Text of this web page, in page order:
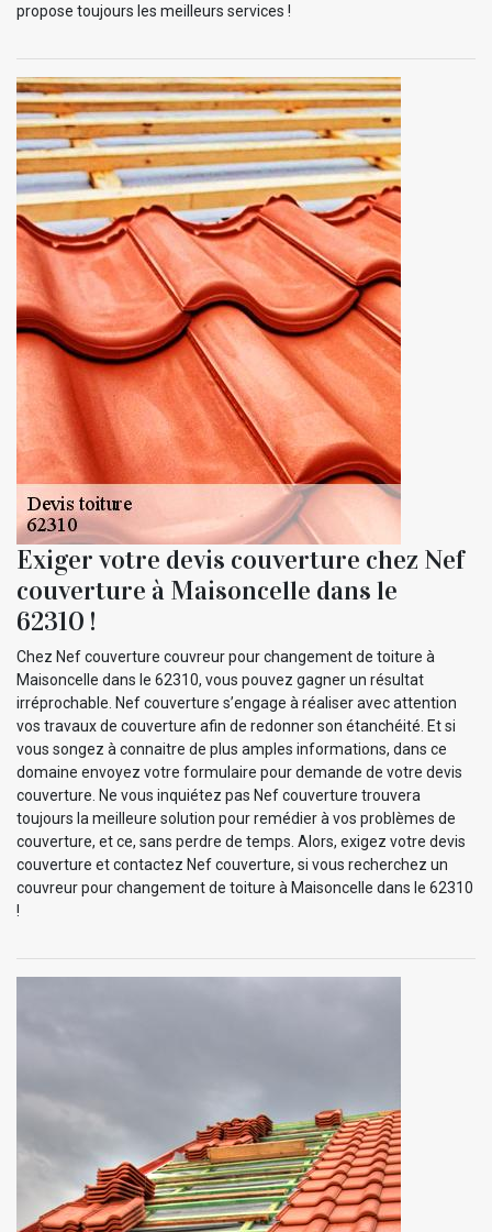
propose toujours les meilleurs services !
Exiger votre devis couverture chez Nef
couverture à Maisoncelle dans le
62310 !
Chez Nef couverture couvreur pour changement de toiture à
Maisoncelle dans le 62310, vous pouvez gagner un résultat
irréprochable. Nef couverture s’engage à réaliser avec attention
vos travaux de couverture afin de redonner son étanchéité. Et si
vous songez à connaitre de plus amples informations, dans ce
domaine envoyez votre formulaire pour demande de votre devis
couverture. Ne vous inquiétez pas Nef couverture trouvera
toujours la meilleure solution pour remédier à vos problèmes de
couverture, et ce, sans perdre de temps. Alors, exigez votre devis
couverture et contactez Nef couverture, si vous recherchez un
couvreur pour changement de toiture à Maisoncelle dans le 62310
!